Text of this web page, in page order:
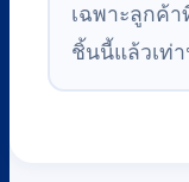
เฉพาะลูกค้
ชิ้นนี้แล้วเท่